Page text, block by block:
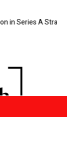
A Strategic